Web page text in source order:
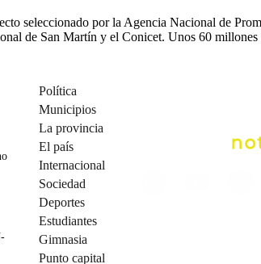
seleccionado por la Agencia Nacional de
de San Martín y el Conicet. Unos 60
Política
Municipios
La provincia
El país
Internacional
Sociedad
Deportes
Estudiantes
Gimnasia
Punto capital